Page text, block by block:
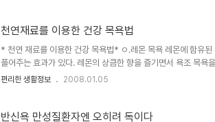
천연재료를 이용한 건강 목욕법
* 천연 재료를 이용한 건강 목욕법* ㅇ.레몬 목욕 레몬에 함유
풀어주는 효과가 있다. 레몬의 상큼한 향을 즐기면서 욕조 목욕
껍질 말린것) 목욕법: 레몬을 얇게 썰어 가제에 싼 뒤 따뜻한 물
말린 인삼 또는 미삼 30g 목욕법: 말린 인삼을 가제에 싸서 따뜻
편리한 생활정보 2008.01.05
반신욕 만성질환자엔 오히려 독이다